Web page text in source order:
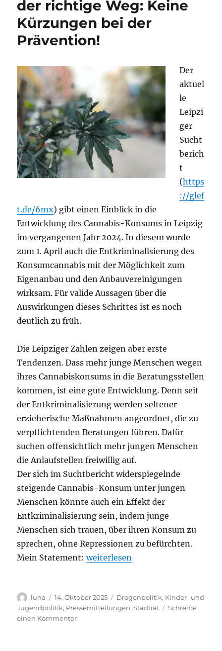
Leipzig
und
den
Weg
bringen!
der richtige Weg: Keine
Kürzungen bei der
Prävention!
Der
aktuel
le
Leipzi
ger
Sucht
berich
t
(https
://glef
t.de/6mx) gibt einen Einblick in die
Entwicklung des Cannabis-Konsums in Leipzig
im vergangenen Jahr 2024. In diesem wurde
zum 1. April auch die Entkriminalisierung des
Konsumcannabis mit der Möglichkeit zum
Eigenanbau und den Anbauvereinigungen
wirksam. Für valide Aussagen über die
Auswirkungen dieses Schrittes ist es noch
deutlich zu früh.
Die Leipziger Zahlen zeigen aber erste
Tendenzen. Dass mehr junge Menschen wegen
ihres Cannabiskonsums in die Beratungsstellen
kommen, ist eine gute Entwicklung. Denn seit
der Entkriminalisierung werden seltener
erzieherische Maßnahmen angeordnet, die zu
verpflichtenden Beratungen führen. Dafür
suchen offensichtlich mehr jungen Menschen
die Anlaufstellen freiwillig auf.
Der sich im Suchtbericht widerspiegelnde
steigende Cannabis-Konsum unter jungen
Menschen könnte auch ein Effekt der
Entkriminalisierung sein, indem junge
Menschen sich trauen, über ihren Konsum zu
sprechen, ohne Repressionen zu befürchten.
Mein Statement:„Entkriminalisierung des
weiterlesen
Autor
luna
Veröffentlicht
am
14. Oktober 2025 Kategorien
Drogenpolitik, Kinder- und
Jugendpolitik, Pressemitteilungen,Stadtrat
Schreibe
einen Kommentarzu